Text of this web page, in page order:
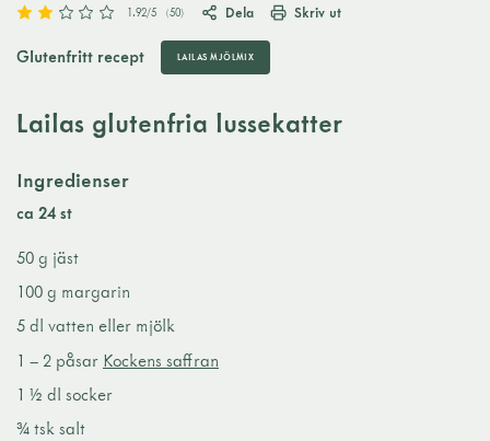
1.92/5 (50) Dela Skriv ut
Glutenfritt recept LAILAS MJÖLMIX
Lailas glutenfria lussekatter
Ingredienser
ca 24 st
50 g jäst
100 g margarin
5 dl vatten eller mjölk
1 – 2 påsar Kockens saffran
1 ½ dl socker
¾ tsk salt